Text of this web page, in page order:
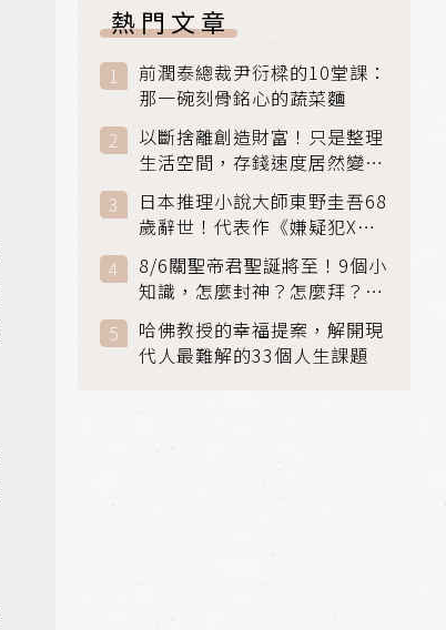
熱門文章
前潤泰總裁尹衍樑的10堂課：
那一碗刻骨銘心的蔬菜麵
以斷捨離創造財富！只是整理
生活空間，存錢速度居然變快
日本推理小說大師東野圭吾68
歲辭世！代表作《嫌疑犯X的
獻身》《解憂雜貨店》獲獎無
數
8/6關聖帝君聖誕將至！9個小
知識，怎麼封神？怎麼拜？該
拜哪個關帝？
哈佛教授的幸福提案，解開現
代人最難解的33個人生課題